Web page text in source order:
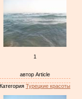
1
автор Article
Категория Турецкие красоты